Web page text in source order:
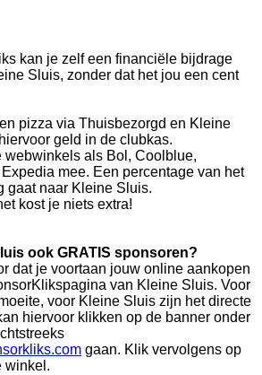
kan je zelf een financiële bijdrage
Sluis, zonder dat het jou een cent
pizza via Thuisbezorgd en Kleine
geld in de clubkas.
webwinkels als Bol, Coolblue,
mee. Een percentage van het
gaat naar Kleine Sluis.
kost je niets extra!
ook GRATIS sponsoren?
dat je voortaan jouw online aankopen
van Kleine Sluis. Voor
voor Kleine Sluis zijn het directe
hiervoor klikken op de banner onder
gaan. Klik vervolgens op
winkel.